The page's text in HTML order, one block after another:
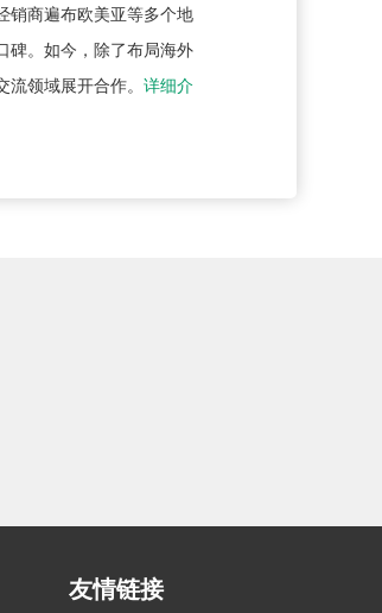
销商遍布欧美亚等多个地
碑。如今，除了布局海外
领域展开合作。 详细介
友情链接